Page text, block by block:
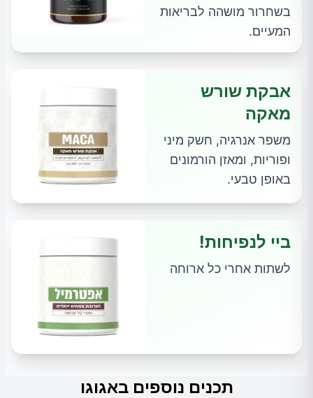
בשחרור מושהה לבריאות
המעיים.
אבקת שורש
מאקה
משפר אנרגיה, חשק מיני
ופוריות, ומאזן הורמונים
באופן טבעי.
ביי לנפיחות!
לשתות אחרי כל ארוחה
תכנים נוספים באגוגו